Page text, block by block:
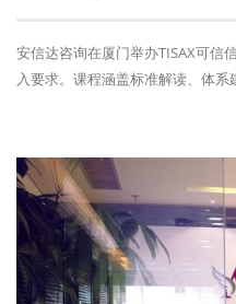
安信达咨询在厦门举办TISAX可信
入要求。课程涵盖标准解读、体